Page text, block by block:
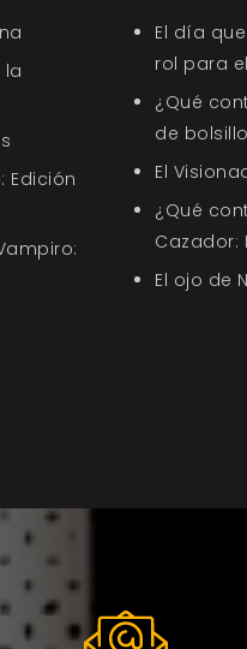
la
Edición
El día
rol para
¿Qué
de
El
¿Qué
Cazador:
El ojo de